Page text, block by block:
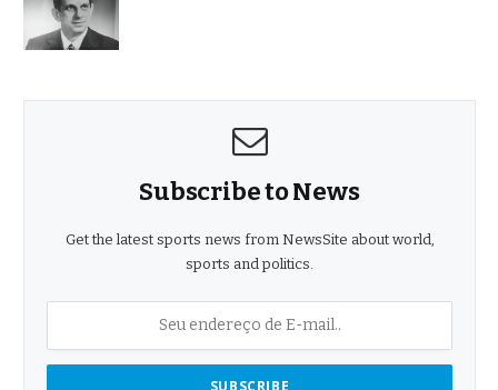
Subscribe to News
Get the latest sports news from NewsSite about world,
sports and politics.